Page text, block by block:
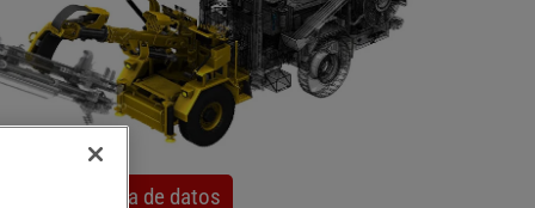
la hoja de datos